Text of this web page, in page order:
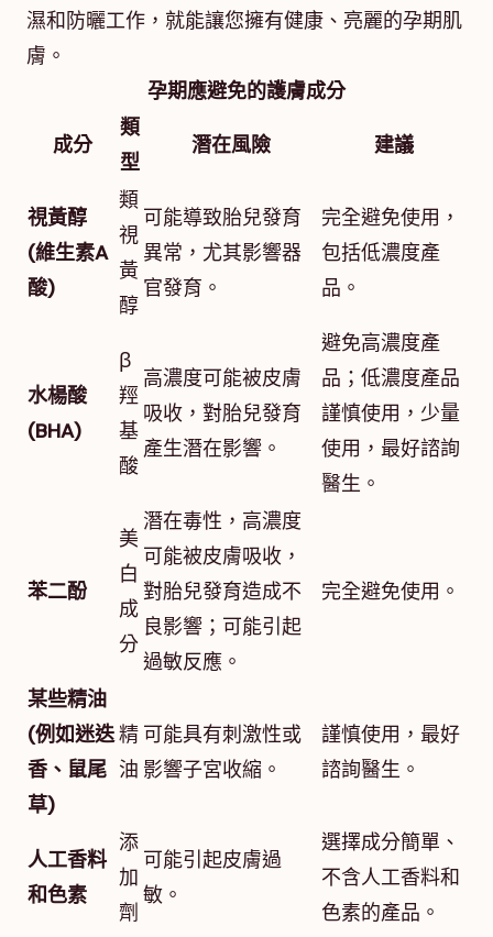
濕和防曬工作，就能讓您擁有健康、亮麗的孕期肌
膚。
孕期應避免的護膚成分
成分
類
型
潛在風險 建議
視黃醇
(維生素A
酸)
類
視
黃
醇
可能導致胎兒發育
異常，尤其影響器
官發育。
完全避免使用，
包括低濃度產
品。
水楊酸
(BHA)
β
羥
基
酸
高濃度可能被皮膚
吸收，對胎兒發育
產生潛在影響。
避免高濃度產
品；低濃度產品
謹慎使用，少量
使用，最好諮詢
醫生。
苯二酚
美
白
成
分
潛在毒性，高濃度
可能被皮膚吸收，
對胎兒發育造成不
良影響；可能引起
過敏反應。
完全避免使用。
某些精油
(例如迷迭
香、鼠尾
草)
精
油
可能具有刺激性或
影響子宮收縮。
謹慎使用，最好
諮詢醫生。
人工香料
和色素
添
加
劑
可能引起皮膚過
敏。
選擇成分簡單、
不含人工香料和
色素的產品。